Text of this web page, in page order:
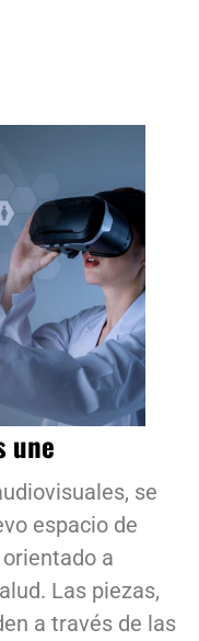
une
se
espacio de
a
Las piezas,
a través de las